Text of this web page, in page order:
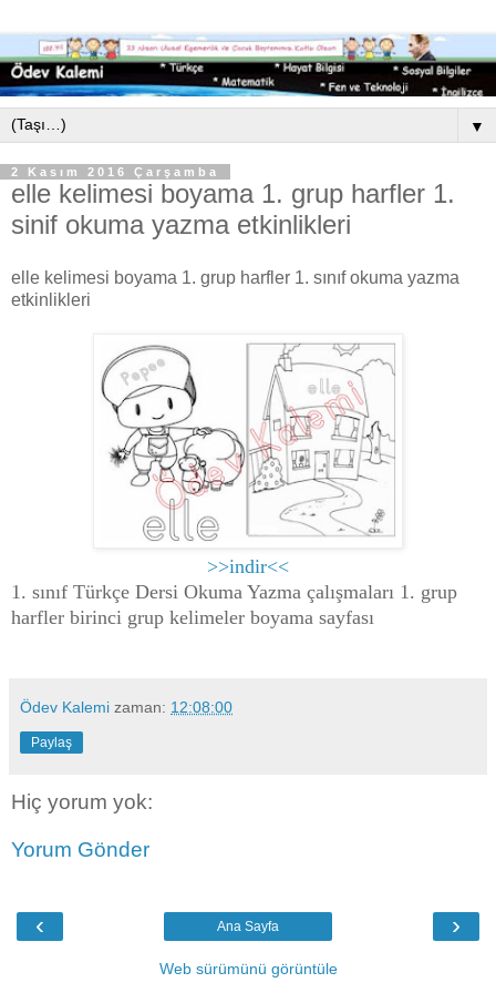
▼
2 Kasım 2016 Çarşamba
elle kelimesi boyama 1. grup harfler 1.
sinif okuma yazma etkinlikleri
elle kelimesi boyama 1. grup harfler 1. sınıf okuma yazma
etkinlikleri
>>indir<<
1. sınıf Türkçe Dersi Okuma Yazma çalışmaları 1. grup
harfler birinci grup kelimeler boyama sayfası
Ödev Kalemi zaman: 12:08:00
Paylaş
Hiç yorum yok:
Yorum Gönder
‹ ›
Ana Sayfa
Web sürümünü görüntüle